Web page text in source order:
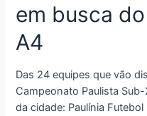
em busca
A4
Das 24 equipes que vão
Campeonato Paulista
da cidade: Paulínia